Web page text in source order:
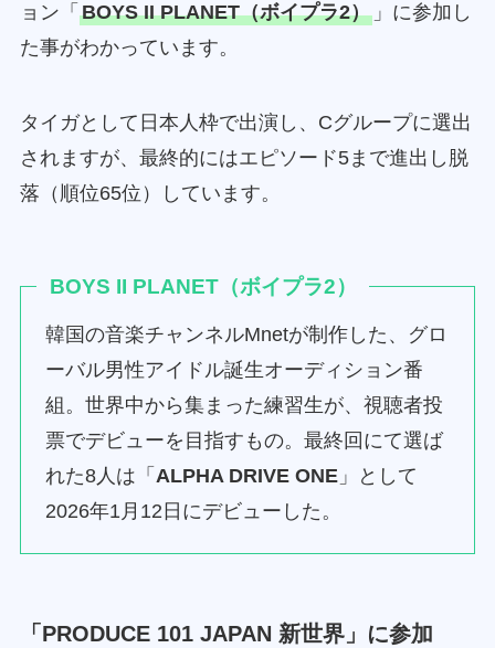
ョン「 BOYS II PLANET（ボイプラ2）」に参加し
た事がわかっています。
タイガとして日本人枠で出演し、Cグループに選出
されますが、最終的にはエピソード5まで進出し脱
落（順位65位）しています。
BOYS II PLANET（ボイプラ2）
韓国の音楽チャンネルMnetが制作した、グロ
ーバル男性アイドル誕生オーディション番
組。世界中から集まった練習生が、視聴者投
票でデビューを目指すもの。最終回にて選ば
れた8人は「 ALPHA DRIVE ONE 」として
2026年1月12日にデビューした。
「PRODUCE 101 JAPAN 新世界」に参加